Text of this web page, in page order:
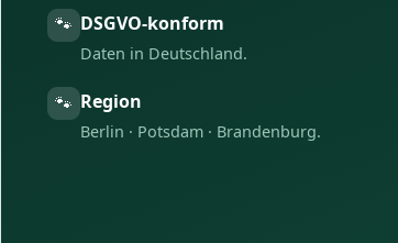
🐾 DSGVO-konform
Daten in Deutschland.
🐾 Region
Berlin · Potsdam · Brandenburg.